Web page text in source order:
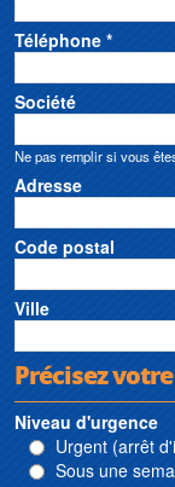
Téléphone *
Société
Ne pas remplir si vous
Adresse
Code postal
Ville
Précisez
Niveau d'urgence
Urgent (arrêt
Sous une